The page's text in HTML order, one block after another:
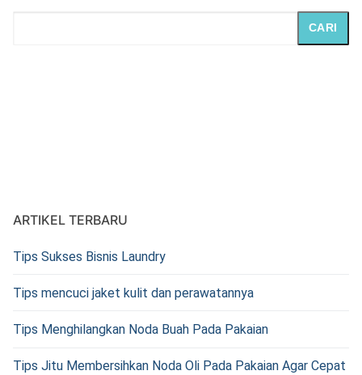
CARI
ARTIKEL TERBARU
Tips Sukses Bisnis Laundry
Tips mencuci jaket kulit dan perawatannya
Tips Menghilangkan Noda Buah Pada Pakaian
Tips Jitu Membersihkan Noda Oli Pada Pakaian Agar Cepat